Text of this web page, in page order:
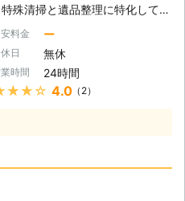
殊清掃と遺品整理に特化してお
す。お客様からご依頼をいただけ
、日本全国幅広く対応させていた
24時間年中無休でお客様から
談を承っております。お客様の
ちを大切にし、故人への配慮も
料金 ー
日 無休
時間 24時間
4.0（2）